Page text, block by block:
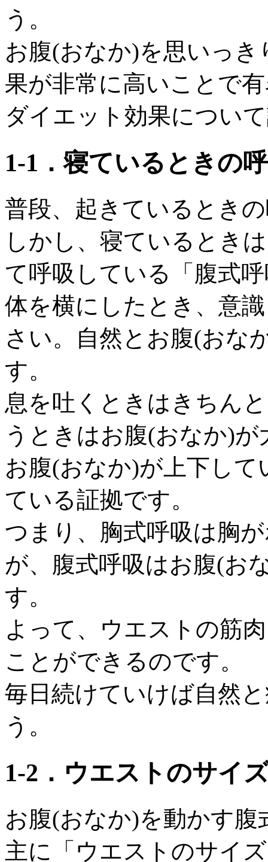
う。
お腹(おなか)を思いっ
果が非常に高いことで
ダイエット効果につい
1‐1．寝ているときの
普段、起きているとき
しかし、寝ているとき
て呼吸している「腹式
体を横にしたとき、意
さい。自然とお腹(おな
す。
息を吐くときはきちん
うときはお腹(おなか)
お腹(おなか)が上下し
ている証拠です。
つまり、胸式呼吸は胸
が、腹式呼吸はお腹(お
す。
よって、ウエストの筋
ことができるのです。
毎日続けていけば自然
う。
1‐2．ウエストのサイ
お腹(おなか)を動かす
主に「ウエストのサイ